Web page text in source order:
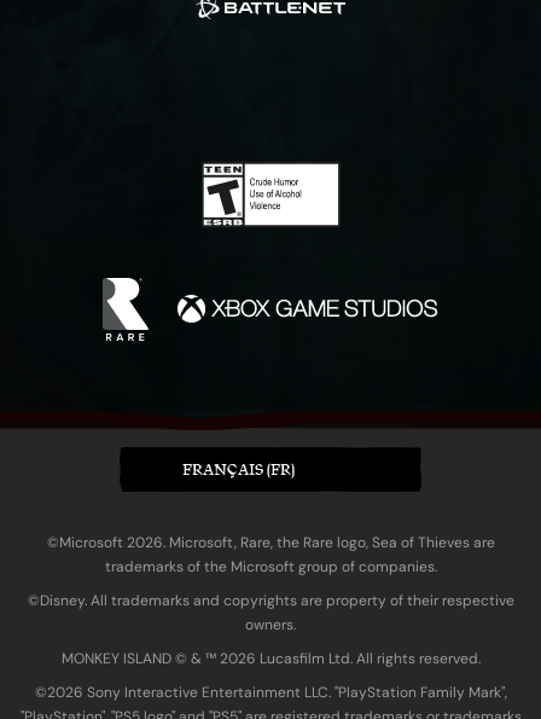
FRANÇAIS (FR)
©Microsoft 2026. Microsoft, Rare, the Rare logo, Sea of Thieves are
trademarks of the Microsoft group of companies.
©Disney. All trademarks and copyrights are property of their respective
owners.
MONKEY ISLAND © & ™ 20‍26 Lucasfilm Ltd. All rights reserved.
©2026 Sony Interactive Entertainment LLC. "PlayStation Family Mark",